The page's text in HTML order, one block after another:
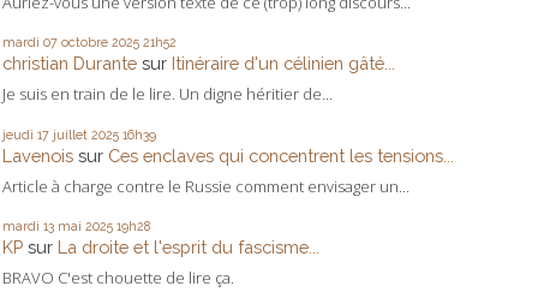
mardi 07 octobre 2025 21h52
christian Durante sur Itinéraire d'un célinien gâté...
Je suis en train de le lire. Un digne héritier de...
jeudi 17 juillet 2025 16h39
Lavenois sur Ces enclaves qui concentrent les tensions...
Article à charge contre le Russie comment envisager un...
mardi 13 mai 2025 19h28
KP sur La droite et l'esprit du fascisme...
BRAVO C'est chouette de lire ça.